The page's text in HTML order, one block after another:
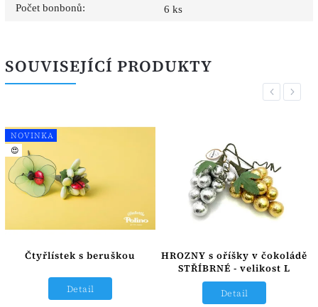
Počet bonbonů: 6 ks
SOUVISEJÍCÍ PRODUKTY
Previous
NOVINKA
😍
Čtyřlístek s beruškou
Detail
HROZNY s oříšky v čokoládě
STŘÍBRNÉ - velikost L
Detail
Next